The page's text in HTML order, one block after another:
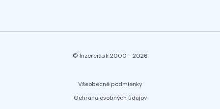
© Inzercia.sk 2000 -2026
Všeobecné podmienky
Ochrana osobných údajov